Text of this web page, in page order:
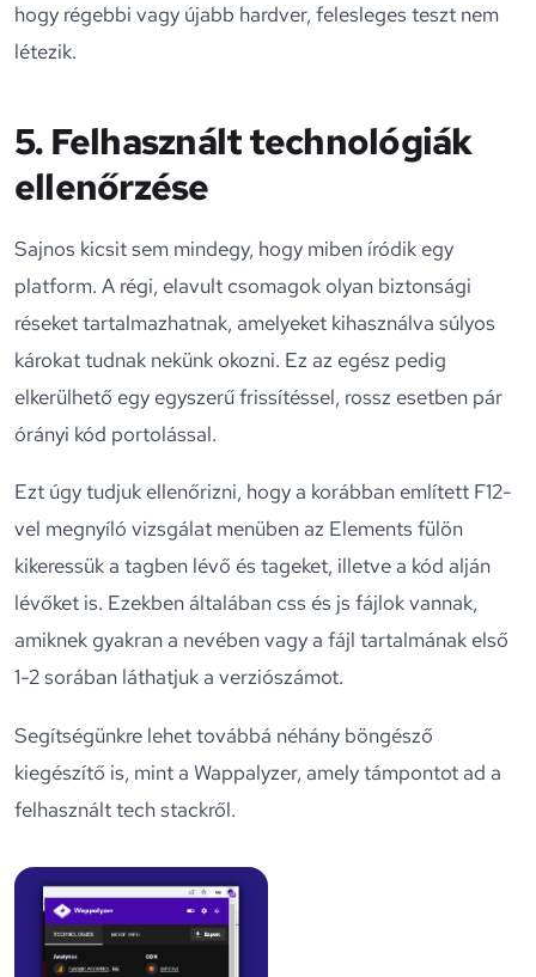
hogy régebbi vagy újabb hardver, felesleges teszt nem
létezik.
5. Felhasznált technológiák
ellenőrzése
Sajnos kicsit sem mindegy, hogy miben íródik egy
platform. A régi, elavult csomagok olyan biztonsági
réseket tartalmazhatnak, amelyeket kihasználva súlyos
károkat tudnak nekünk okozni. Ez az egész pedig
elkerülhető egy egyszerű frissítéssel, rossz esetben pár
órányi kód portolással.
Ezt úgy tudjuk ellenőrizni, hogy a korábban említett F12-
vel megnyíló vizsgálat menüben az Elements fülön
kikeressük a tagben lévő és tageket, illetve a kód alján
lévőket is. Ezekben általában css és js fájlok vannak,
amiknek gyakran a nevében vagy a fájl tartalmának első
1-2 sorában láthatjuk a verziószámot.
Segítségünkre lehet továbbá néhány böngésző
kiegészítő is, mint a Wappalyzer, amely támpontot ad a
felhasznált tech stackről.